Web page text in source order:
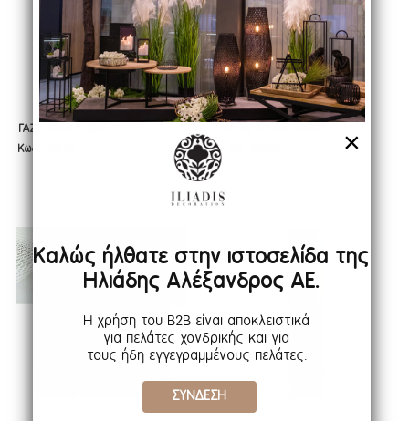
ΓΑΖΑ 60ΕΚ Χ 18Μ
ΚΟΛΑΡΙΣΜ.ΛΕΥΚΟ
ΓΑΖΑ 60ΕΚ Χ 18Μ
ΚΟΛΑΡΙΣΜ.ΛΕΥΚΟ
Κωδ.: 41692
ΣΥΝΔΕΣΗ
Καλώς ήλθατε στην ιστοσελίδα της
Ηλιάδης Αλέξανδρος ΑΕ.
Η χρήση του B2B είναι αποκλειστικά
για πελάτες χονδρικής και για
τους ήδη εγγεγραμμένους πελάτες.
×